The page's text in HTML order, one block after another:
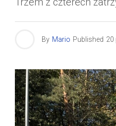
By Mario Published 20